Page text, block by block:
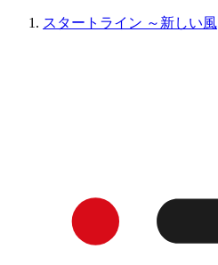
スタートライン ～新しい風